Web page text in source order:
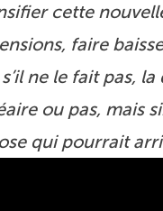
cette
faire
ne le fait pas,
ou pas, mais
qui pourrait